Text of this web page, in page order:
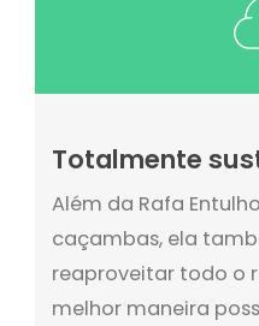
Totalmente
Além da Rafa
caçambas, ela
reaproveitar todo o
melhor maneira